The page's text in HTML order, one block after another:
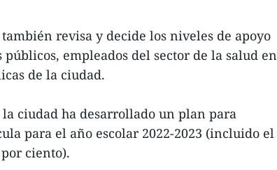
revisa y decide los niveles de apoyo
empleados del sector de la salud en
de la ciudad.
la ciudad ha desarrollado un plan para
para el año escolar 2022-2023 (incluido el
ciento).